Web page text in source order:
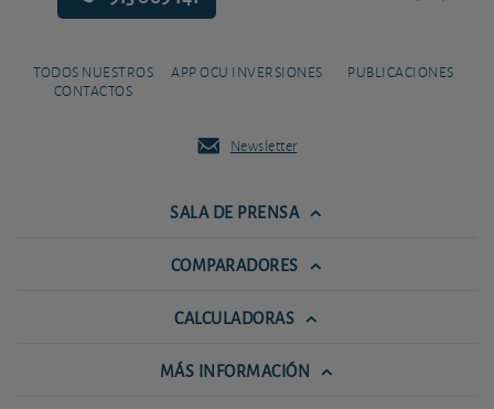
TODOS NUESTROS
CONTACTOS
APP OCU INVERSIONES PUBLICACIONES
Newsletter
SALA DE PRENSA
COMPARADORES
CALCULADORAS
MÁS INFORMACIÓN